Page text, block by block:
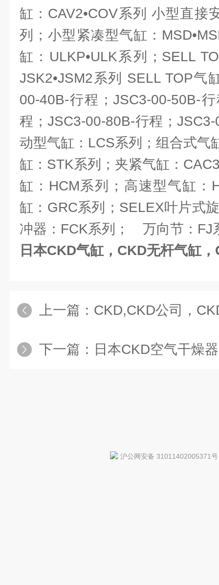
缸：CAV2•COV系列 小型直接
列；小型紧凑型气缸：
缸：ULKP•ULK系列；SELL
JSK2•JSM2系列 SELL TOP气
00-40B-行程；JSC3-00-50B-
程；JSC3-00-80B-行程；
动型气缸：LCS系列；组合式气
缸：STK系列；夹紧气缸：
缸：HCM系列；高速型气缸：
缸：GRC系列；SELEX叶片式
冲器：FCK系列； 万向节：FJ
日本CKD气缸，CKD无杆气缸
上一篇： CKD,CKD公司，CKD电磁
下一篇： 日本CKD空气干燥器
沪公网安备 31011402005371号